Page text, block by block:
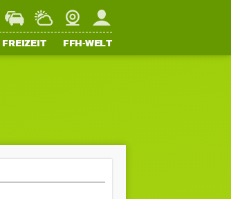
StaupilotWetterWebcamMein FFH
FREIZEIT FFH-WELT